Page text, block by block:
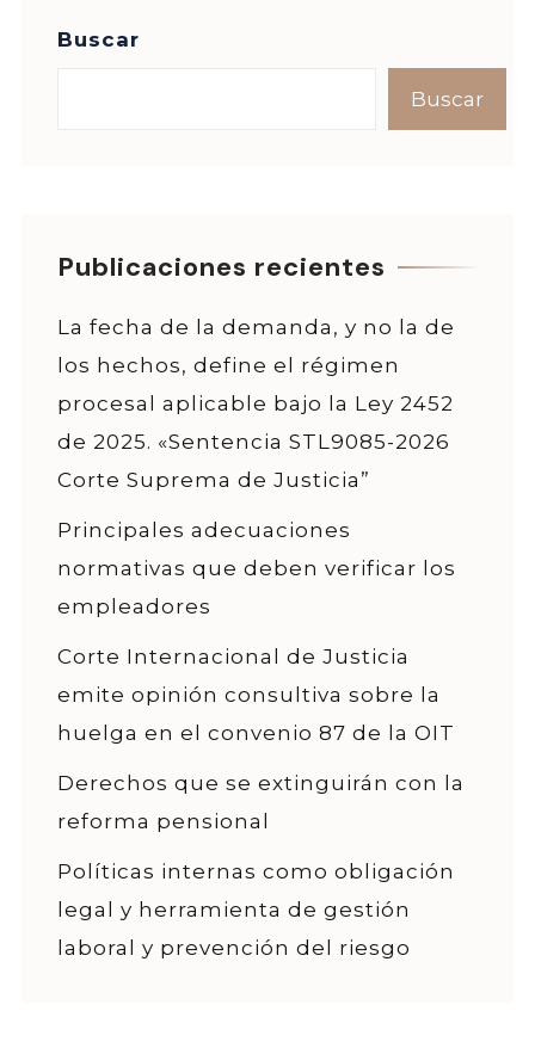
Buscar
Buscar
Publicaciones recientes
La fecha de la demanda, y no la de
los hechos, define el régimen
procesal aplicable bajo la Ley 2452
de 2025. «Sentencia STL9085-2026
Corte Suprema de Justicia”
Principales adecuaciones
normativas que deben verificar los
empleadores
Corte Internacional de Justicia
emite opinión consultiva sobre la
huelga en el convenio 87 de la OIT
Derechos que se extinguirán con la
reforma pensional
Políticas internas como obligación
legal y herramienta de gestión
laboral y prevención del riesgo